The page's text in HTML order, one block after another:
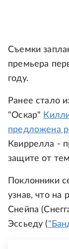
Съемки
премьера
году.
Ранее стало
"Оскар"
предложена
Квиррелла -
защите от
Поклонники
узнав, что на
Снейпа
Эссьеду (